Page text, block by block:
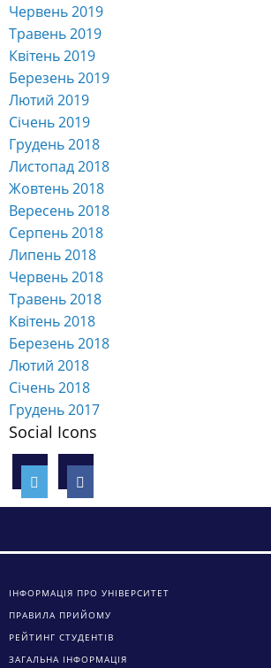
Червень 2019
Травень 2019
Квітень 2019
Березень 2019
Лютий 2019
Січень 2019
Грудень 2018
Листопад 2018
Жовтень 2018
Вересень 2018
Серпень 2018
Липень 2018
Червень 2018
Травень 2018
Квітень 2018
Березень 2018
Лютий 2018
Січень 2018
Грудень 2017
Social Icons
ІНФОРМАЦІЯ ПРО УНІВЕРСИТЕТ
ПРАВИЛА ПРИЙОМУ
РЕЙТИНГ СТУДЕНТІВ
ЗАГАЛЬНА ІНФОРМАЦІЯ